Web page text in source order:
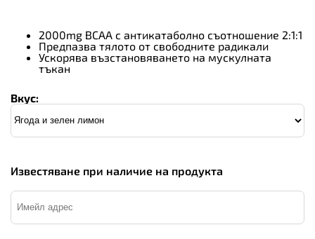
2000mg BCAA с антикатаболно съотношение 2:1:1
Предпазва тялото от свободните радикали
Ускорява възстановяването на мускулната
тъкан
Вкус:
Известяване при наличие на продукта